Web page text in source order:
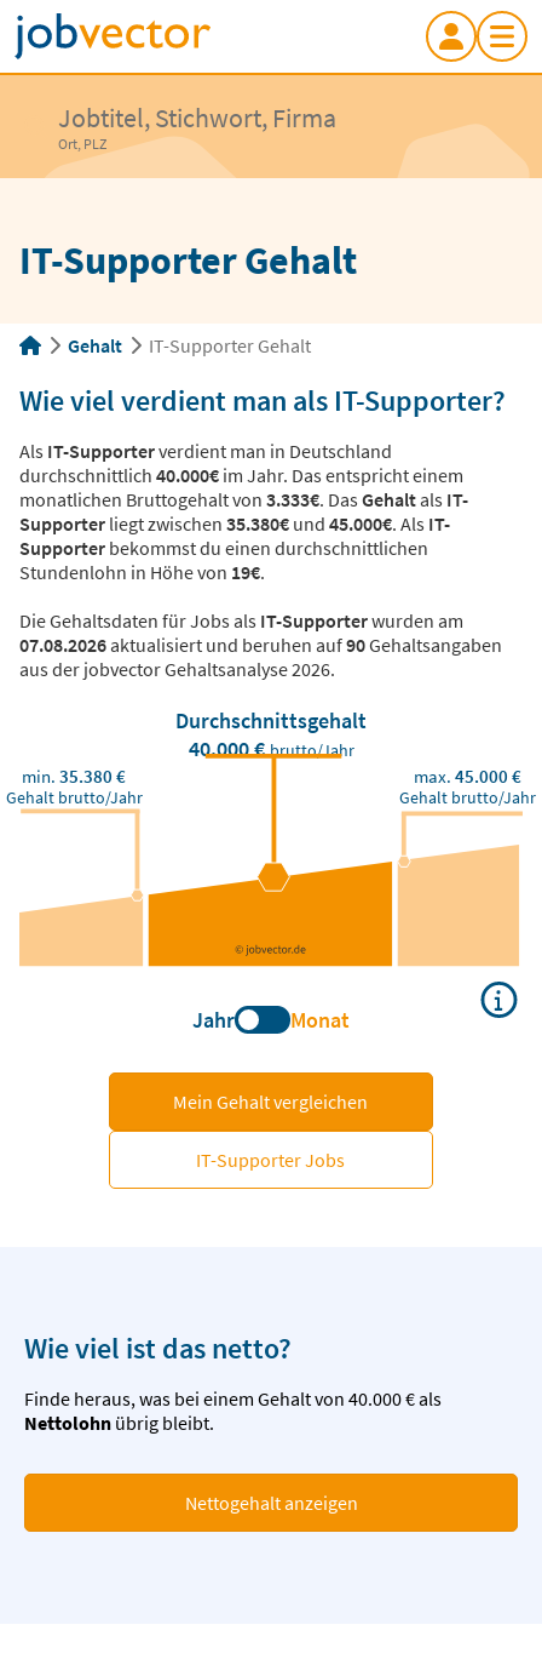
Jobtitel, Stichwort, Firma
Ort, PLZ
IT-Supporter Gehalt
Gehalt IT-Supporter Gehalt
Wie viel verdient man als IT-Supporter?
Als IT-Supporterverdient man in Deutschland
durchschnittlich 40.000€ im Jahr. Das entspricht einem
monatlichen Bruttogehalt von 3.333€. DasGehaltals IT-
Supporter liegt zwischen 35.380€ und 45.000€. Als IT-
Supporter bekommst du einen durchschnittlichen
Stundenlohn in Höhe von 19€.
Die Gehaltsdaten für Jobs als IT-Supporterwurden am
07.08.2026aktualisiert und beruhen auf90Gehaltsangaben
aus der jobvector Gehaltsanalyse 2026.
Durchschnittsgehalt
40.000 €brutto/Jahr
min.35.380 €
Gehalt brutto/Jahr
max.45.000 €
Gehalt brutto/Jahr
Jahr Monat
Mein Gehalt vergleichen
IT-Supporter Jobs
Wie viel ist das netto?
Finde heraus, was bei einem Gehalt von 40.000 € als
Nettolohn übrig bleibt.
Nettogehalt anzeigen